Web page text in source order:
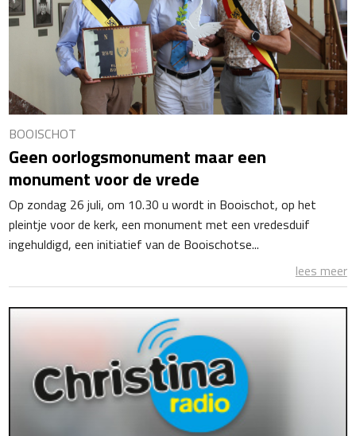
BOOISCHOT
Geen oorlogsmonument maar een
monument voor de vrede
Op zondag 26 juli, om 10.30 u wordt in Booischot, op het
pleintje voor de kerk, een monument met een vredesduif
ingehuldigd, een initiatief van de Booischotse...
lees meer